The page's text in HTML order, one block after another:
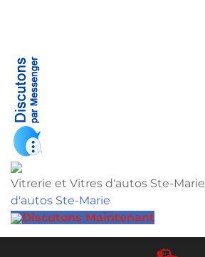
Vitrerie et Vitres d'autos Ste-Marie
d'autos Ste-Marie
Discutons Maintenant